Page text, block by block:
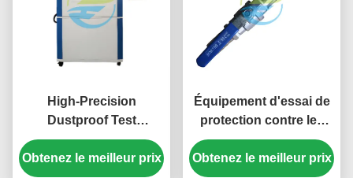
High-Precision
Dustproof Test
Chamber with
Programmable Control
Obtenez le meilleur prix
Équipement d'essai de
protection contre les
intrusions Diamètre de
la buse Φ6,3 mm/Φ12,5
Obtenez le meilleur prix